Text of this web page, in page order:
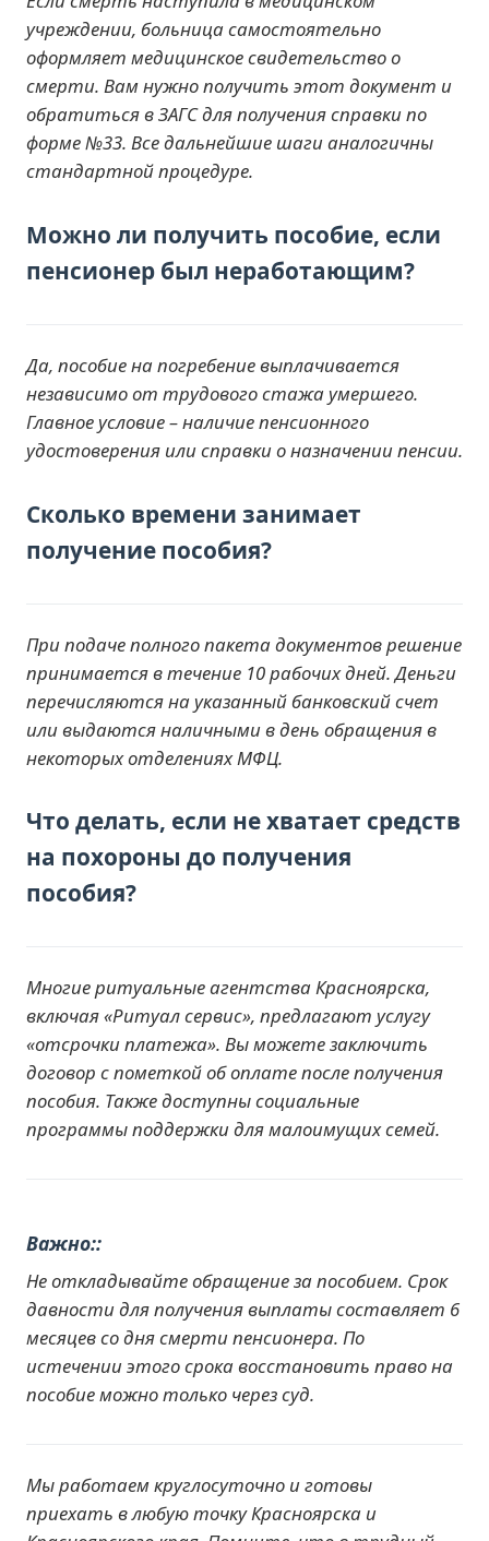
учреждении, больница самостоятельно
оформляет медицинское свидетельство о
смерти. Вам нужно получить этот документ и
обратиться в ЗАГС для получения справки по
форме №33. Все дальнейшие шаги аналогичны
стандартной процедуре.
Можно ли получить пособие, если
пенсионер был неработающим?
Да, пособие на погребение выплачивается
независимо от трудового стажа умершего.
Главное условие – наличие пенсионного
удостоверения или справки о назначении пенсии.
Сколько времени занимает
получение пособия?
При подаче полного пакета документов решение
принимается в течение 10 рабочих дней. Деньги
перечисляются на указанный банковский счет
или выдаются наличными в день обращения в
некоторых отделениях МФЦ.
Что делать, если не хватает средств
на похороны до получения
пособия?
Многие ритуальные агентства Красноярска,
включая «Ритуал сервис», предлагают услугу
«отсрочки платежа». Вы можете заключить
договор с пометкой об оплате после получения
пособия. Также доступны социальные
программы поддержки для малоимущих семей.
Важно:
Не откладывайте обращение за пособием. Срок
давности для получения выплаты составляет 6
месяцев со дня смерти пенсионера. По
истечении этого срока восстановить право на
пособие можно только через суд.
Мы работаем круглосуточно и готовы
приехать в любую точку Красноярска и